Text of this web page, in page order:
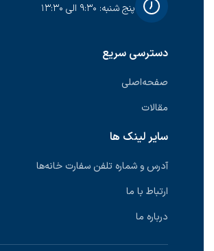
پنج شنبه: ۹:۳۰ الی ۱۳:۳۰
دسترسی سریع
صفحه‌اصلی
مقالات
سایر لینک ها
آدرس و شماره تلفن سفارت خانه‌ها
ارتباط با ما
درباره ما